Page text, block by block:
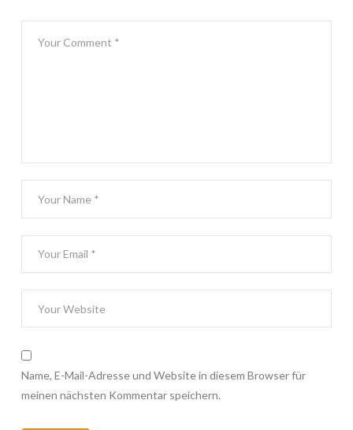
Name, E-Mail-Adresse und Website in diesem Browser für
meinen nächsten Kommentar speichern.